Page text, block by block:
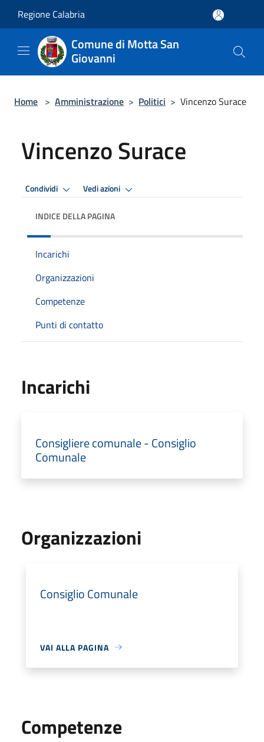
Regione Calabria
Comune di Motta San
Giovanni
Home > Amministrazione > Politici > Vincenzo Surace
Vincenzo Surace
Condividi Vedi azioni
INDICE DELLA PAGINA
Incarichi
Organizzazioni
Competenze
Punti di contatto
Incarichi
Consigliere comunale - Consiglio
Comunale
Organizzazioni
Consiglio Comunale
VAI ALLA PAGINA
Competenze